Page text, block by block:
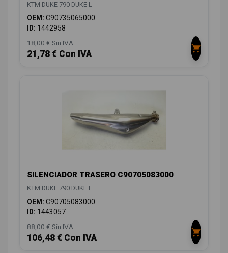
KTM DUKE 790 DUKE L
OEM: C90735065000
ID: 1442958
18,00 € Sin IVA
21,78 € Con IVA
SILENCIADOR TRASERO C90705083000
KTM DUKE 790 DUKE L
OEM: C90705083000
ID: 1443057
88,00 € Sin IVA
106,48 € Con IVA